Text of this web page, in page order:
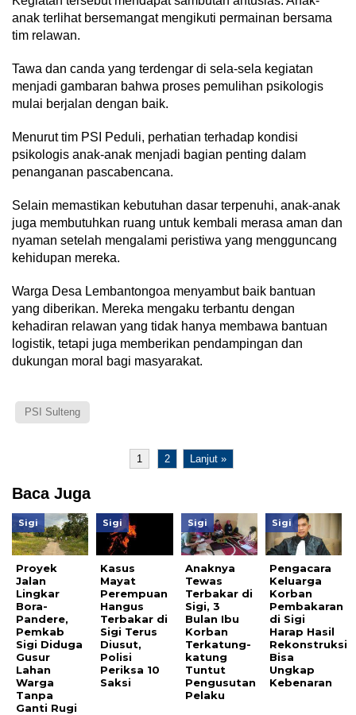
anak terlihat bersemangat mengikuti permainan bersama
tim relawan.
Tawa dan canda yang terdengar di sela-sela kegiatan
menjadi gambaran bahwa proses pemulihan psikologis
mulai berjalan dengan baik.
Menurut tim PSI Peduli, perhatian terhadap kondisi
psikologis anak-anak menjadi bagian penting dalam
penanganan pascabencana.
Selain memastikan kebutuhan dasar terpenuhi, anak-anak
juga membutuhkan ruang untuk kembali merasa aman dan
nyaman setelah mengalami peristiwa yang mengguncang
kehidupan mereka.
Warga Desa Lembantongoa menyambut baik bantuan
yang diberikan. Mereka mengaku terbantu dengan
kehadiran relawan yang tidak hanya membawa bantuan
logistik, tetapi juga memberikan pendampingan dan
dukungan moral bagi masyarakat.
PSI Sulteng
1 2 Lanjut »
Baca Juga
Sigi
Proyek
Jalan
Lingkar
Bora-
Pandere,
Pemkab
Sigi Diduga
Gusur
Lahan
Warga
Tanpa
Ganti Rugi
Sigi
Kasus
Mayat
Perempuan
Hangus
Terbakar di
Sigi Terus
Diusut,
Polisi
Periksa 10
Saksi
Sigi
Anaknya
Tewas
Terbakar di
Sigi, 3
Bulan Ibu
Korban
Terkatung-
katung
Tuntut
Pengusutan
Pelaku
Sigi
Pengacara
Keluarga
Korban
Pembakaran
di Sigi
Harap Hasil
Rekonstruksi
Bisa
Ungkap
Kebenaran